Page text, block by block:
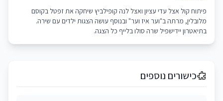
פיתוח קול אצל עדי עציון ואצל לנה קופילביץ שיחקה את זפטל בקוסם
מלובלין, מרתה ב"וער איז וער" ובנוסף עושה הצגות ילדים עם שירה.
בתיאטרון יידישפיל שרה סולו בלייף כל הצגה.
כישורים נוספים